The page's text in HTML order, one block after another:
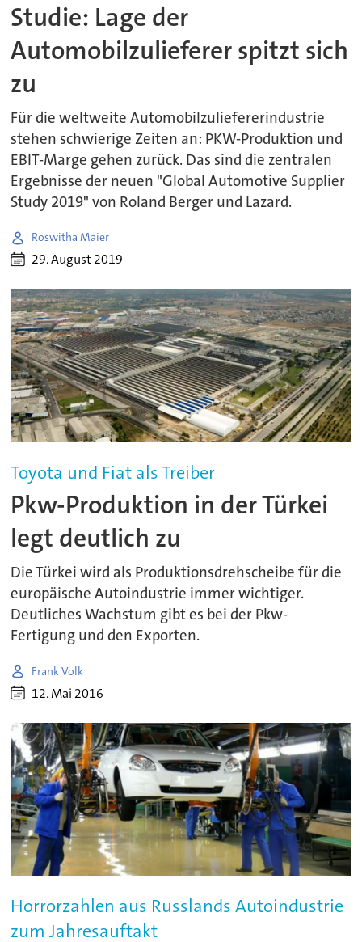
Studie: Lage der
Automobilzulieferer spitzt sich
zu
Für die weltweite Automobilzuliefererindustrie
stehen schwierige Zeiten an: PKW-Produktion und
EBIT-Marge gehen zurück. Das sind die zentralen
Ergebnisse der neuen "Global Automotive Supplier
Study 2019" von Roland Berger und Lazard.
Roswitha Maier
29. August 2019
Toyota und Fiat als Treiber
Pkw-Produktion in der Türkei
legt deutlich zu
Die Türkei wird als Produktionsdrehscheibe für die
europäische Autoindustrie immer wichtiger.
Deutliches Wachstum gibt es bei der Pkw-
Fertigung und den Exporten.
Frank Volk
12. Mai 2016
Horrorzahlen aus Russlands Autoindustrie
zum Jahresauftakt